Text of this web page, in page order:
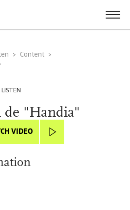
Content
de "Handia"
VIDEO